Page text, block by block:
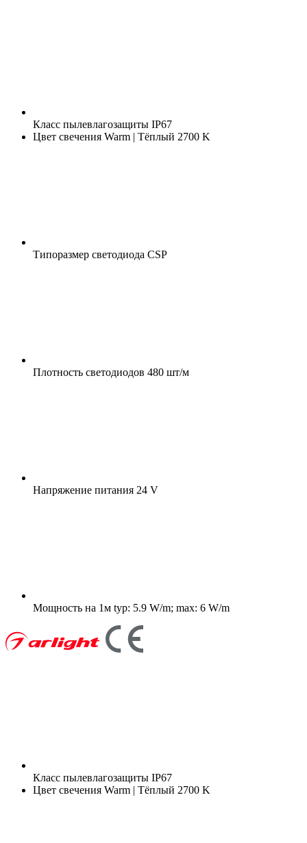
Класс пылевлагозащиты IP67
Цвет свечения Warm | Тёплый 2700 K
Типоразмер светодиода CSP
Плотность светодиодов 480 шт/м
Напряжение питания 24 V
Мощность на 1м typ: 5.9 W/m; max: 6 W/m
Класс пылевлагозащиты IP67
Цвет свечения Warm | Тёплый 2700 K